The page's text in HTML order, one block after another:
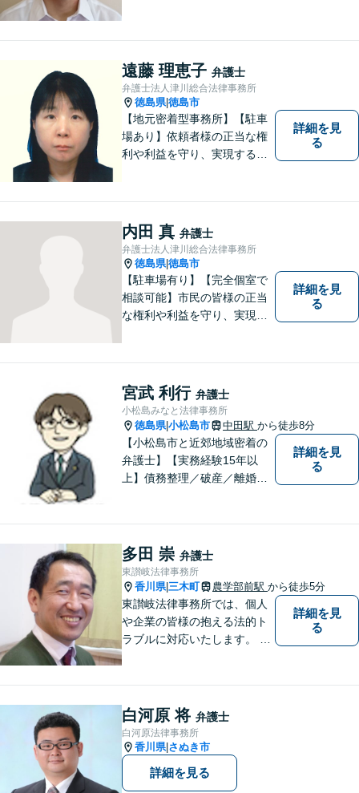
貸借/消費者問題/離婚/相続/債
務整理など）を中心に、社会
的事件にも対応いたします。
お気軽にご相談ください。
遠藤 理恵子 弁護士
弁護士法人津川総合法律事務所
徳島県|徳島市
【地元密着型事務所】【駐車
場あり】依頼者様の正当な権
利や利益を守り、実現するた
を払い、丁寧に対処してまい
ります。個人・法人問わずあ
らゆる問題に対応可能！
詳細を見
る
内田 真 弁護士
弁護士法人津川総合法律事務所
徳島県|徳島市
【駐車場有り】【完全個室で
相談可能】市民の皆様の正当
な権利や利益を守り、実現す
寧に対応してまいります。ご
相談者様のお話をじっくり聴
き、最適な解決方法をご提案
いたします。
詳細を見
る
宮武 利行 弁護士
小松島みなと法律事務所
徳島県|小松島市 中田駅 から徒歩8分
【小松島市と近郊地域密着の
弁護士】【実務経験15年以
上】債務整理／破産／離婚／
幅広くご相談を受付中。実務
経験15年以上の弁護士が誠
実、丁寧に対応致します。
【無料相談あり】
詳細を見
る
多田 崇 弁護士
東讃岐法律事務所
香川県| 三木町 農学部前駅 から徒歩5分
東讃岐法律事務所では、個人
や企業の皆様の抱える法的ト
ラブルに対応いたします。 高
詳細を見
る
白河原 将 弁護士
白河原法律事務所
香川県| さぬき市
詳細を見る